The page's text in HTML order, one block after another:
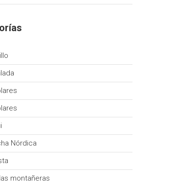
Nórdica
montañeras